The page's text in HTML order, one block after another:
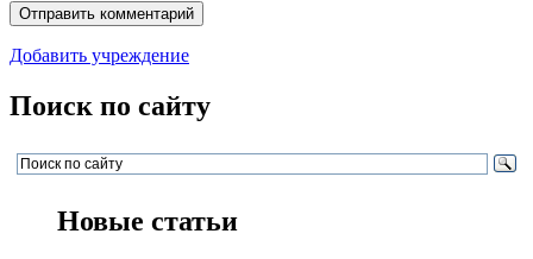
Добавить учреждение
Поиск по сайту
Новые статьи